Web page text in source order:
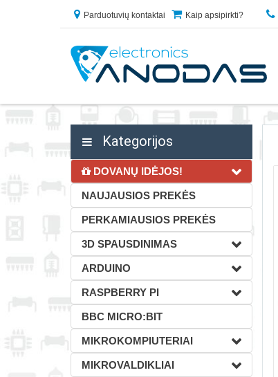
Parduotuvių kontaktai Kaip apsipirkti?
Kategorijos
DOVANŲ IDĖJOS!
NAUJAUSIOS PREKĖS
PERKAMIAUSIOS PREKĖS
3D SPAUSDINIMAS
ARDUINO
RASPBERRY PI
BBC MICRO:BIT
MIKROKOMPIUTERIAI
MIKROVALDIKLIAI